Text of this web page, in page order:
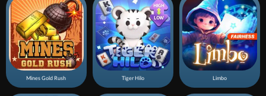
Mines Gold Rush Tiger Hilo Limbo